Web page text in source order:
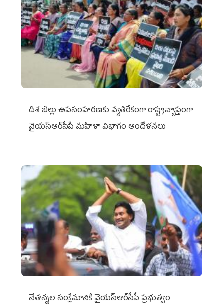
దిశ బిల్లు ఉపసంహరణకు వ్యతిరేకంగా రాష్ట్రవ్యాప్తంగా
వైయ‌స్ఆర్‌సీపీ మహిళా విభాగం ఆందోళనలు
నేతన్నల సంక్షేమానికి వైయ‌స్ఆర్‌సీపీ ప్రభుత్వం